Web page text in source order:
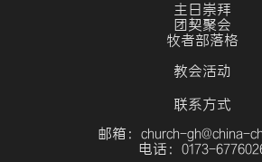
主日崇拜
团契聚会
牧者部落格
教会活动
联系方式
邮箱：church-gh@china-
电话：0173-